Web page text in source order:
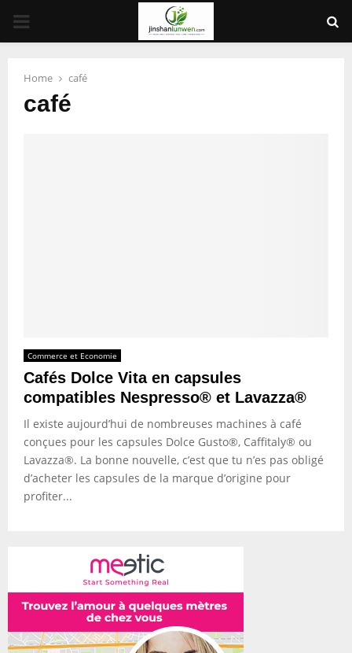
PRIMARY
Home café
café
Commerce et Economie
Cafés Dolce Vita en capsules
compatibles Nespresso® et Lavazza®
Il existe aujourd’hui de nombreuses machines à café
conçues pour les capsules Dolce Gusto®, Caffitaly® ou
Lavazza®. La bonne nouvelle, c’est que tu n’es pas obligé
d’acheter les capsules de la marque d’origine pour
profiter...